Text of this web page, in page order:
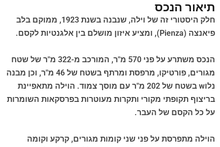
תיאור הנכס
חלק היסטורי זה של וילה, שנבנה בשנת 1923, ממוקם בלב
פיאנצה (Pienza), ומציע איזון מושלם בין אלגנטיות לקסם.
הנכס משתרע על פני 570 מ"ר, המורכב מ-322 מ"ר של שטח
מגורים, פורטיקו, מרפסת ומרתף בשטח של 46 מ"ר, וכן מבנה
נלוw בשטח של 202 מ"ר עם מוסך צמוד. הוילה מתאפיינת
בריצוף תקופתי מקורי ותקרות מעוטרות בפרסקאות השומרות
על כל הקסם של העבר.
הוילה מתפרסת על פני שני קומות מגורים, קרקע וקומה